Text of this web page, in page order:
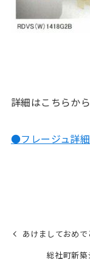
詳細はこちらか
●フレージュ詳
あけましておめで
総社町新